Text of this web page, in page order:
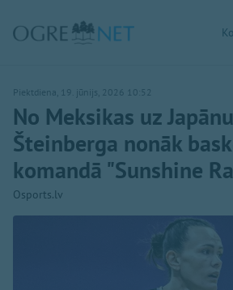
Piektdiena, 19. jūnijs, 2026 10:52
No Meksikas uz
Šteinberga nonāk
komandā "Sunshine
Osports.lv